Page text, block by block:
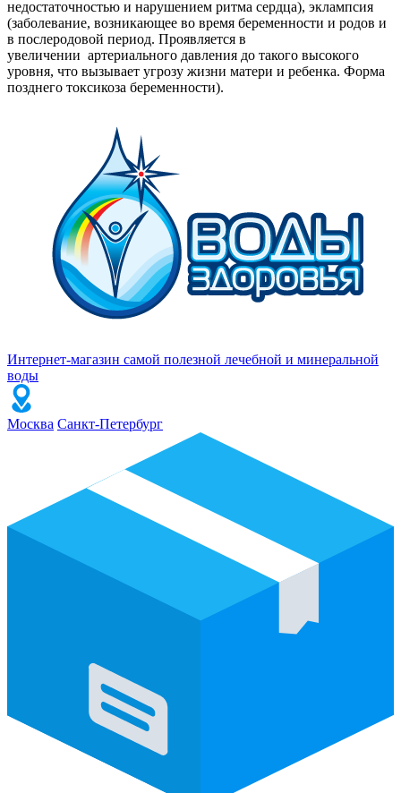
недостаточностью и нарушением ритма сердца), эклампсия
(заболевание, возникающее во время беременности и родов и
в послеродовой период. Проявляется в
увеличении артериального давления до такого высокого
уровня, что вызывает угрозу жизни матери и ребенка. Форма
позднего токсикоза беременности).
Интернет-магазин самой полезной лечебной и минеральной
воды
Москва Санкт-Петербург